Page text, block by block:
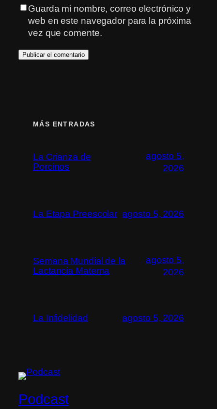
Guarda mi nombre, correo electrónico y
web en este navegador para la próxima
vez que comente.
MÁS ENTRADAS
La Crianza de
Porcinos
agosto 5,
2026
La Etapa Preescolar agosto 5, 2026
Semana Mundial de la
Lactancia Materna
agosto 5,
2026
La Infidelidad agosto 5, 2026
Podcast